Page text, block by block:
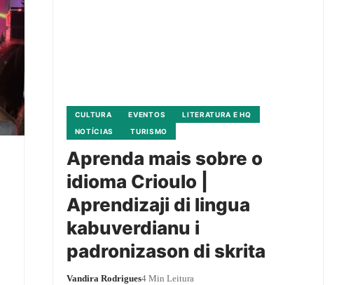
CULTURA EVENTOS
LITERATURA E HQ
NOTÍCIAS
TURISMO
Aprenda mais sobre o
idioma Crioulo |
Aprendizaji di lingua
kabuverdianu i
padronizason di skrita
Vandira Rodrigues4 Min Leitura